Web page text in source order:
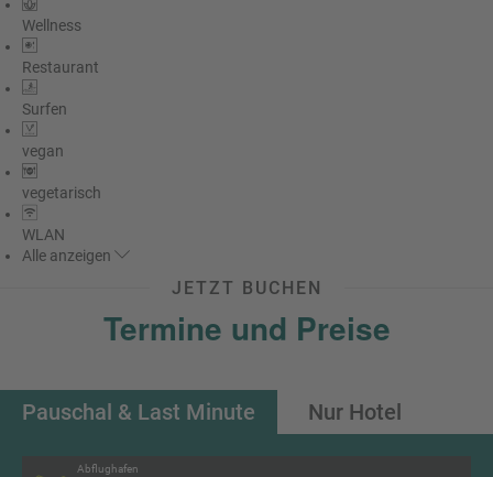
Wellness
Restaurant
Surfen
vegan
vegetarisch
WLAN
Alle anzeigen
JETZT BUCHEN
Termine und Preise
Pauschal & Last Minute Nur Hotel
Abflughafen